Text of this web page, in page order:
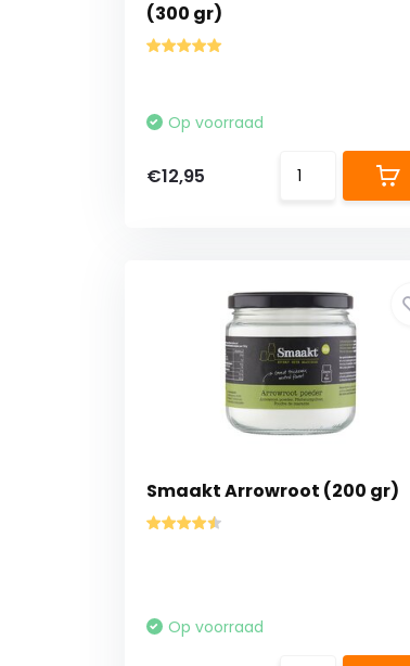
(300 gr)
Op voorraad
€12,95
Smaakt Arrowroot (200 gr)
Op voorraad